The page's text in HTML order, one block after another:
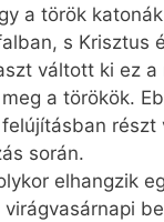
a török
s
váltott ki ez
a törökök.
során.
elhangzik